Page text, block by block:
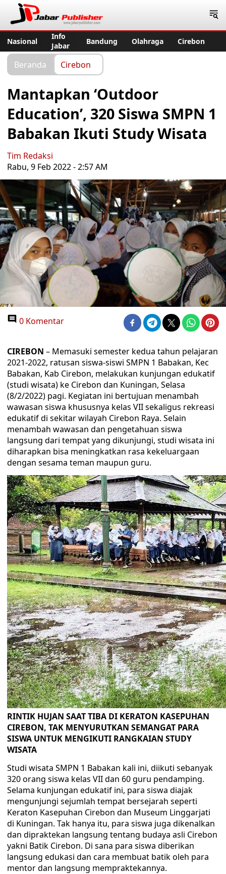
Nasional
Info
Jabar
Bandung Olahraga Cirebon
Beranda Cirebon
Mantapkan ‘Outdoor
Education’, 320 Siswa SMPN 1
Babakan Ikuti Study Wisata
Tim Redaksi
Rabu, 9 Feb 2022 - 2:57 AM
0 Komentar
CIREBON – Memasuki semester kedua tahun pelajaran
2021-2022, ratusan siswa-siswi SMPN 1 Babakan, Kec
Babakan, Kab Cirebon, melakukan kunjungan edukatif
(studi wisata) ke Cirebon dan Kuningan, Selasa
(8/2/2022) pagi. Kegiatan ini bertujuan menambah
wawasan siswa khususnya kelas VII sekaligus rekreasi
edukatif di sekitar wilayah Cirebon Raya. Selain
menambah wawasan dan pengetahuan siswa
langsung dari tempat yang dikunjungi, studi wisata ini
diharapkan bisa meningkatkan rasa kekeluargaan
dengan sesama teman maupun guru.
RINTIK HUJAN SAAT TIBA DI KERATON KASEPUHAN
CIREBON, TAK MENYURUTKAN SEMANGAT PARA
SISWA UNTUK MENGIKUTI RANGKAIAN STUDY
WISATA
Studi wisata SMPN 1 Babakan kali ini, diikuti sebanyak
320 orang siswa kelas VII dan 60 guru pendamping.
Selama kunjungan edukatif ini, para siswa diajak
mengunjungi sejumlah tempat bersejarah seperti
Keraton Kasepuhan Cirebon dan Museum Linggarjati
di Kuningan. Tak hanya itu, para siswa juga dikenalkan
dan dipraktekan langsung tentang budaya asli Cirebon
yakni Batik Cirebon. Di sana para siswa diberikan
langsung edukasi dan cara membuat batik oleh para
mentor dan langsung mempraktekannya.